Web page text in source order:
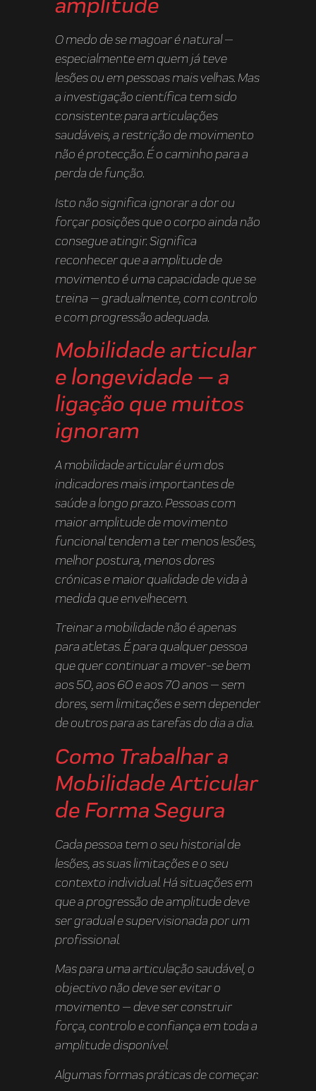
O medo de se magoar é natural —
especialmente em quem já teve
lesões ou em pessoas mais velhas. Mas
a investigação científica tem sido
consistente: para articulações
saudáveis, a restrição de movimento
não é protecção. É o caminho para a
perda de função.
Isto não significa ignorar a dor ou
forçar posições que o corpo ainda não
consegue atingir. Significa
reconhecer que a amplitude de
movimento é uma capacidade que se
treina — gradualmente, com controlo
e com progressão adequada.
Mobilidade articular
e longevidade — a
ligação que muitos
ignoram
A mobilidade articular é um dos
indicadores mais importantes de
saúde a longo prazo. Pessoas com
maior amplitude de movimento
funcional tendem a ter menos lesões,
melhor postura, menos dores
crónicas e maior qualidade de vida à
medida que envelhecem.
Treinar a mobilidade não é apenas
para atletas. É para qualquer pessoa
que quer continuar a mover-se bem
aos 50, aos 60 e aos 70 anos — sem
dores, sem limitações e sem depender
de outros para as tarefas do dia a dia.
Como Trabalhar a
Mobilidade Articular
de Forma Segura
Cada pessoa tem o seu historial de
lesões, as suas limitações e o seu
contexto individual. Há situações em
que a progressão de amplitude deve
ser gradual e supervisionada por um
profissional.
Mas para uma articulação saudável, o
objectivo não deve ser evitar o
movimento — deve ser construir
força, controlo e confiança em toda a
amplitude disponível.
Algumas formas práticas de começar: